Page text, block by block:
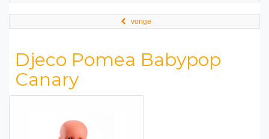
vorige
Djeco Pomea Babypop
Canary